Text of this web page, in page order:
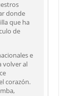
donde
que ha
de
e
volver al
corazón.